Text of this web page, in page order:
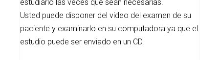
estudiarlo las veces que sean necesarias.
Usted puede disponer del video del examen de su
paciente y examinarlo en su computadora ya que el
estudio puede ser enviado en un CD.